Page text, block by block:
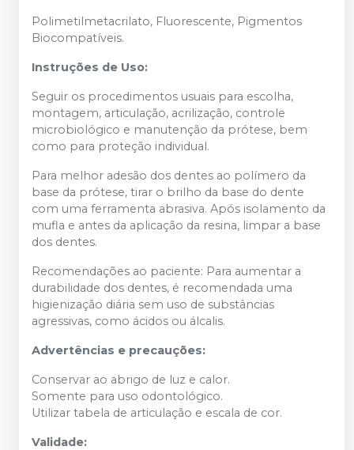
Polimetilmetacrilato, Fluorescente, Pigmentos
Biocompatíveis.
Instruções de Uso:
Seguir os procedimentos usuais para escolha,
montagem, articulação, acrilização, controle
microbiológico e manutenção da prótese, bem
como para proteção individual.
Para melhor adesão dos dentes ao polímero da
base da prótese, tirar o brilho da base do dente
com uma ferramenta abrasiva. Após isolamento da
mufla e antes da aplicação da resina, limpar a base
dos dentes.
Recomendações ao paciente: Para aumentar a
durabilidade dos dentes, é recomendada uma
higienização diária sem uso de substâncias
agressivas, como ácidos ou álcalis.
Advertências e precauções:
Conservar ao abrigo de luz e calor.
Somente para uso odontológico.
Utilizar tabela de articulação e escala de cor.
Validade: